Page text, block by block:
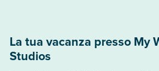
La tua vacanza presso My
Studios